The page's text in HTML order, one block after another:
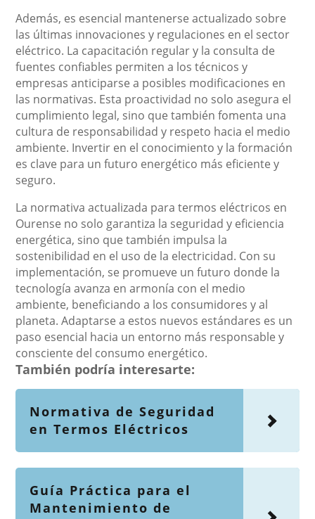
Además, es esencial mantenerse actualizado sobre
las últimas innovaciones y regulaciones en el sector
eléctrico. La capacitación regular y la consulta de
fuentes confiables permiten a los técnicos y
empresas anticiparse a posibles modificaciones en
las normativas. Esta proactividad no solo asegura el
cumplimiento legal, sino que también fomenta una
cultura de responsabilidad y respeto hacia el medio
ambiente. Invertir en el conocimiento y la formación
es clave para un futuro energético más eficiente y
seguro.
La normativa actualizada para termos eléctricos en
Ourense no solo garantiza la seguridad y eficiencia
energética, sino que también impulsa la
sostenibilidad en el uso de la electricidad. Con su
implementación, se promueve un futuro donde la
tecnología avanza en armonía con el medio
ambiente, beneficiando a los consumidores y al
planeta. Adaptarse a estos nuevos estándares es un
paso esencial hacia un entorno más responsable y
consciente del consumo energético.
También podría interesarte:
Normativa de Seguridad
en Termos Eléctricos
Guía Práctica para el
Mantenimiento de